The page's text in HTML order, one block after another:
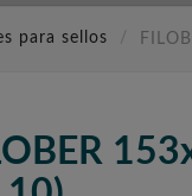
para sellos